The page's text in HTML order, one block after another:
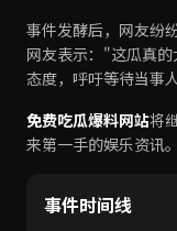
事件发酵后，网友纷
网友表示："这瓜真
态度，呼吁等待当事
免费吃瓜爆料网站将
来第一手的娱乐资讯
事件时间线